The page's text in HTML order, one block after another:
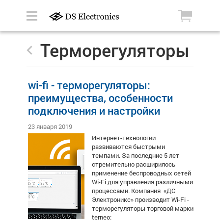
Терморегуляторы
wi-fi - терморегуляторы:
преимущества, особенности
подключения и настройки
23 января 2019
Интернет-технологии
развиваются быстрыми
темпами. За последние 5 лет
стремительно расширилось
применение беспроводных сетей
Wi-Fi для управления различными
процессами. Компания «ДС
Электроникс» производитWi-Fi -
терморегуляторы торговой марки
terneo: